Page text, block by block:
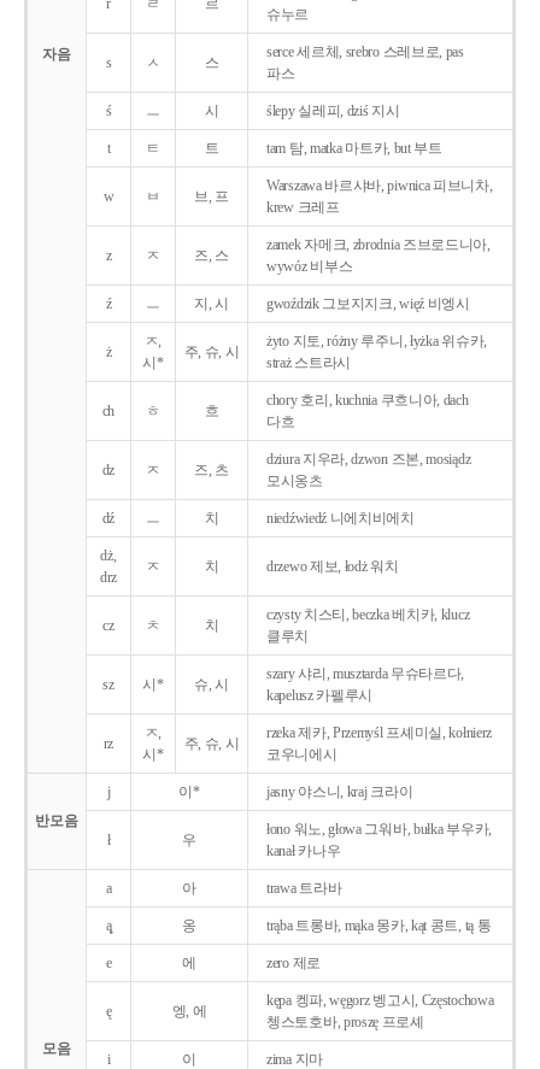
자음
r ㄹ 르
슈누르
s ㅅ 스
serce 세르체, srebro 스레브로, pas
파스
ś ㅡ 시 ślepy 실레피, dziś 지시
t ㅌ 트 tam 탐, matka 마트카, but 부트
w ㅂ 브, 프
Warszawa 바르샤바, piwnica 피브니차,
krew 크레프
z ㅈ 즈, 스
zamek 자메크, zbrodnia 즈브로드니아,
wywóz 비부스
ź ㅡ 지, 시 gwoździk 그보지지크, więź 비엥시
ż
ㅈ,
시*
주, 슈, 시
żyto 지토, różny 루주니, łyżka 위슈카,
straż 스트라시
ch ㅎ 흐
chory 호리, kuchnia 쿠흐니아, dach
다흐
dz ㅈ 즈, 츠
dziura 지우라, dzwon 즈본, mosiądz
모시옹츠
dź ㅡ 치 niedźwiedź 니에치비에치
dż,
drz
ㅈ 치 drzewo 제보, łodż 워치
cz ㅊ 치
czysty 치스티, beczka 베치카, klucz
클루치
sz 시* 슈, 시
szary 샤리, musztarda 무슈타르다,
kapelusz 카펠루시
rz
ㅈ,
시*
주, 슈, 시
rzeka 제카, Przemyśl 프셰미실, kołnierz
코우니에시
반모음
j 이* jasny 야스니, kraj 크라이
ł 우
łono 워노, głowa 그워바, bułka 부우카,
kanał 카나우
모음
a 아 trawa 트라바
ą̨ 옹 trąba 트롱바, mąka 몽카, kąt 콩트, tą 통
e 에 zero 제로
ę 엥, 에
kępa 켕파, węgorz 벵고시, Częstochowa
쳉스토호바, proszę 프로셰
i 이 zima 지마